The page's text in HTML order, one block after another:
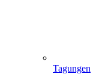
Tagungen